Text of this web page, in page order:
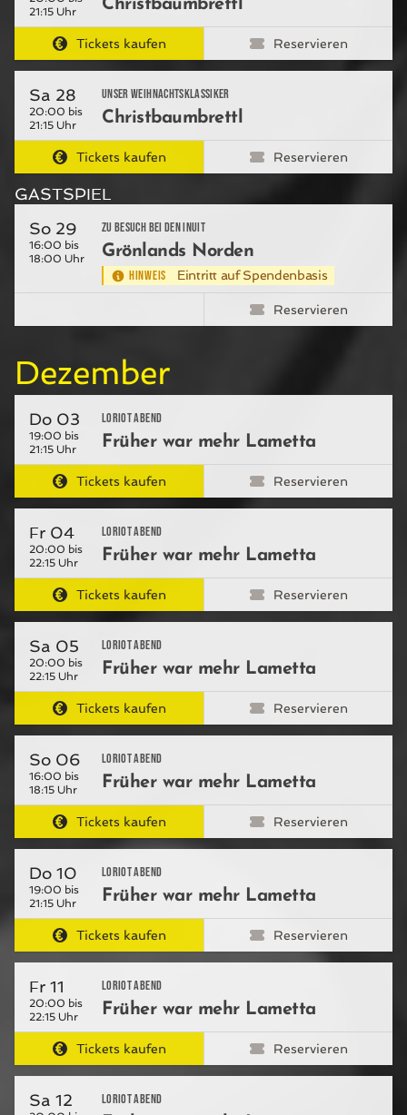
21:15 Uhr
Christbaumbrettl
Tickets kaufen Reservieren
Sa 28
20:00 bis
21:15 Uhr
Unser Weihnachtsklassiker
Christbaumbrettl
Tickets kaufen Reservieren
GASTSPIEL
So 29
16:00 bis
18:00 Uhr
Zu Besuch bei den Inuit
Grönlands Norden
HINWEIS Eintritt auf Spendenbasis
Reservieren
Dezember
Do 03
19:00 bis
21:15 Uhr
Loriot Abend
Früher war mehr Lametta
Tickets kaufen Reservieren
Fr 04
20:00 bis
22:15 Uhr
Loriot Abend
Früher war mehr Lametta
Tickets kaufen Reservieren
Sa 05
20:00 bis
22:15 Uhr
Loriot Abend
Früher war mehr Lametta
Tickets kaufen Reservieren
So 06
16:00 bis
18:15 Uhr
Loriot Abend
Früher war mehr Lametta
Tickets kaufen Reservieren
Do 10
19:00 bis
21:15 Uhr
Loriot Abend
Früher war mehr Lametta
Tickets kaufen Reservieren
Fr 11
20:00 bis
22:15 Uhr
Loriot Abend
Früher war mehr Lametta
Tickets kaufen Reservieren
Sa 12 Loriot Abend